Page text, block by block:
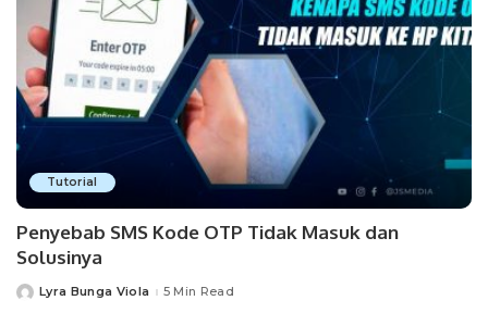
Tutorial
Penyebab SMS Kode OTP Tidak Masuk dan
Solusinya
PostedLyra Bunga Viola 5 Min Read